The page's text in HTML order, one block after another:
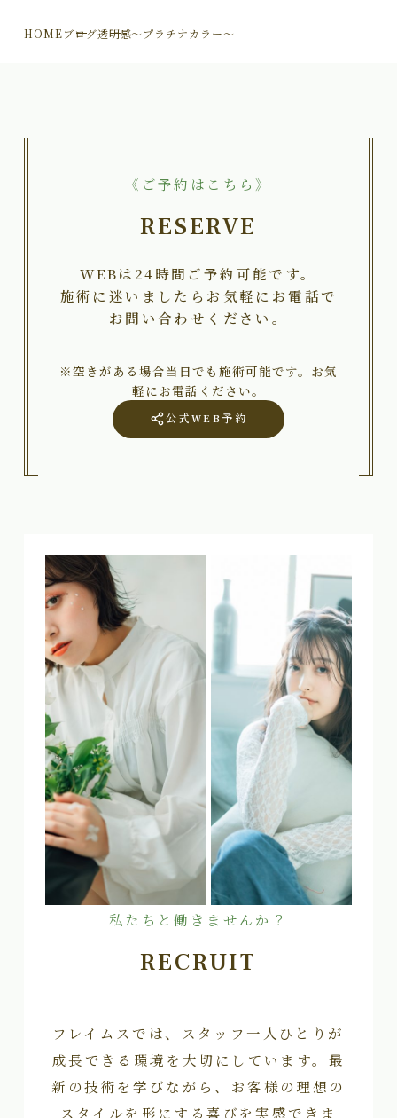
HOMEブログ透明感～プラチナカラー～
《ご予約はこちら》
RESERVE
WEBは24時間ご予約可能です。
施術に迷いましたらお気軽にお電話で
お問い合わせください。
※空きがある場合当日でも施術可能です。お気
軽にお電話ください。
公式WEB予約
私たちと働きませんか？
RECRUIT
フレイムスでは、スタッフ一人ひとりが
成長できる環境を大切にしています。最
新の技術を学びながら、お客様の理想の
スタイルを形にする喜びを実感できま